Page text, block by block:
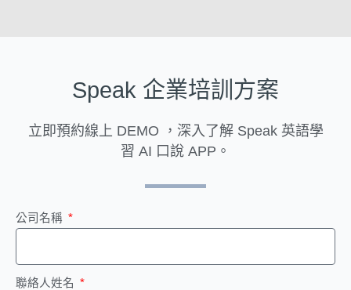
Speak 企業培訓方案
立即預約線上 DEMO ，深入了解 Speak 英語學
習 AI 口說 APP。
公司名稱
聯絡人姓名